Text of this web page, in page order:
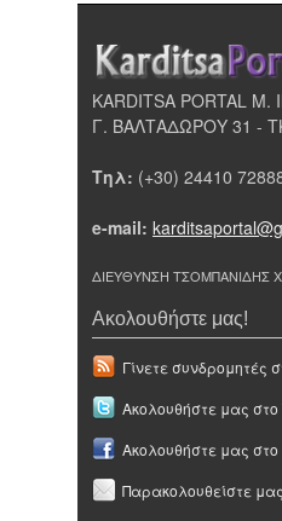
KARDITSA PORTAL Μ.
Γ. ΒΑΛΤΑΔΩΡΟΥ 31 -
Τηλ: (+30) 24410
e-mail:
ΔΙΕΥΘΥΝΣΗ ΤΣΟΜΠΑΝΙΔΗΣ
Ακολουθήστε μας!
Γίνετε συνδρομητές
Ακολουθήστε μας στο
Ακολουθήστε μας στο
Παρακολουθείστε